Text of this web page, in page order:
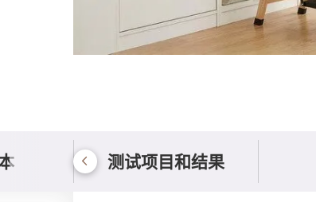
测试项目和结果